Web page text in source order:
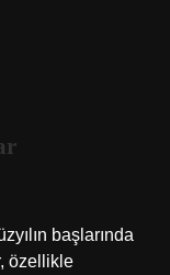
başlarında
özellikle